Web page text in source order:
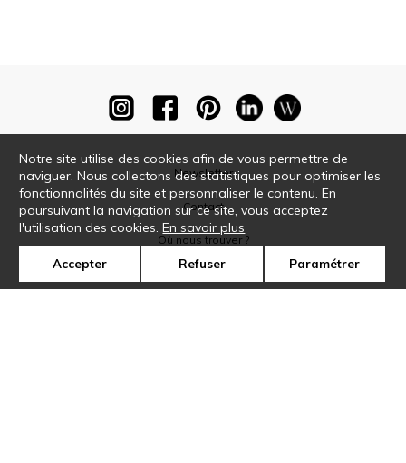
Newsletter
Contact
Où nous trouver ?
Notre site utilise des cookies afin de vous permettre de
naviguer. Nous collectons des statistiques pour optimiser les
fonctionnalités du site et personnaliser le contenu. En
poursuivant la navigation sur ce site, vous acceptez
l'utilisation des cookies.En savoir plus
Accepter Refuser Paramétrer